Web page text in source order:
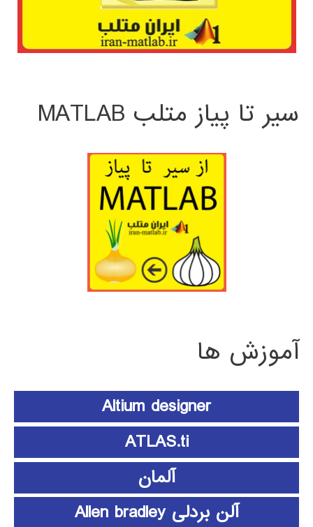
سیر تا پیاز متلب MATLAB
آموزش ها
Altium designer
ATLAS.ti
آلمان
آلن بردلی Allen bradley